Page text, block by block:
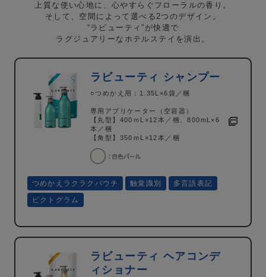
上質な使い心地に、心やすらぐフローラルの香り。
そして、空間によって選べる2つのデザイン。
“ラビューティ”が快適で
ラグジュアリーなホテルステイを演出。
ラビューティ シャンプー
○つめかえ用：1.35L×6袋／梱
専用アプリケーター（空容器）
【丸型】400ｍL×12本／梱、800mL×6
本／梱
【角型】350ｍL×12本／梱
つめかえラクラクパウチ 触覚識別
多言語表記
ピクトグラム
ラビューティ ヘアコンデ
ィショナー